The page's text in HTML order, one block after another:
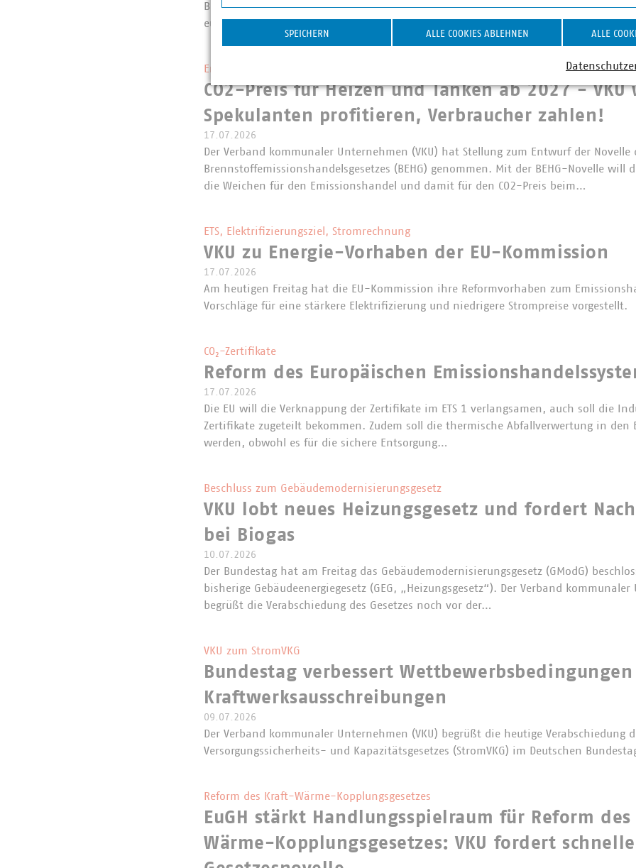
Bekleidungsaccessoires und Schuhe grundsätzlich nicht mehr vernichten. Die
europäischen Ökodesign-Verordnung für nachhaltige Produkte (ESPR)…
Entwurf der Novelle des BEHG
CO2-Preis für Heizen und Tanken ab 2027 -
Spekulanten profitieren, Verbraucher zahlen!
17.07.2026
Der Verband kommunaler Unternehmen (VKU) hat Stellung zum Entwurf der Novelle
Brennstoffemissionshandelsgesetzes (BEHG) genommen. Mit der BEHG-Novelle will
die Weichen für den Emissionshandel und damit für den CO2-Preis beim…
ETS, Elektrifizierungsziel, Stromrechnung
VKU zu Energie-Vorhaben der EU-Kommission
17.07.2026
Am heutigen Freitag hat die EU-Kommission ihre Reformvorhaben zum
Vorschläge für eine stärkere Elektrifizierung und niedrigere Strompreise vorgestellt.
CO₂-Zertifikate
Reform des Europäischen
17.07.2026
Die EU will die Verknappung der Zertifikate im ETS 1 verlangsamen, auch soll die
Zertifikate zugeteilt bekommen. Zudem soll die thermische Abfallverwertung in den
werden, obwohl es für die sichere Entsorgung…
Beschluss zum Gebäudemodernisierungsgesetz
VKU lobt neues Heizungsgesetz und fordert
bei Biogas
10.07.2026
Der Bundestag hat am Freitag das Gebäudemodernisierungsgesetz (GModG)
bisherige Gebäudeenergiegesetz (GEG, „Heizungsgesetz“). Der Verband kommunaler
begrüßt die Verabschiedung des Gesetzes noch vor der…
VKU zum StromVKG
Bundestag verbessert
Kraftwerksausschreibungen
09.07.2026
Der Verband kommunaler Unternehmen (VKU) begrüßt die heutige Verabschiedung
Versorgungssicherheits- und Kapazitätsgesetzes (StromVKG) im Deutschen
Reform des Kraft-Wärme-Kopplungsgesetzes
EuGH stärkt Handlungsspielraum für Reform
Wärme-Kopplungsgesetzes: VKU fordert schnelle
Statistik
SPEICHERN ALLE COOKIES ABLEHNEN ALLE